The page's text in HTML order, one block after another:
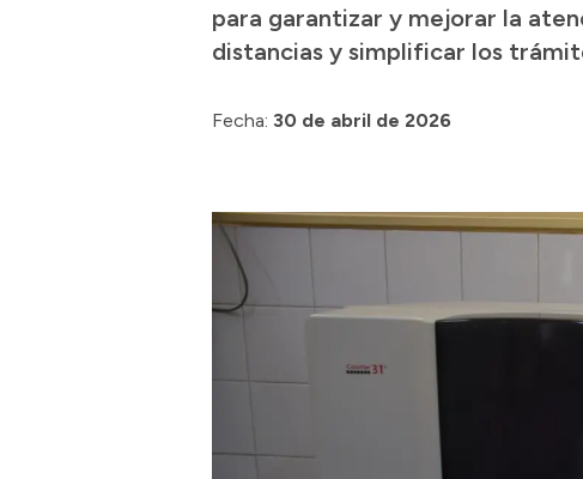
para garantizar y mejorar la
distancias y simplificar los
Fecha: 30 de abril de 2026